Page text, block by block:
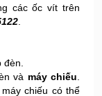
các ốc vít trên
và máy chiếu
chiếu có thể